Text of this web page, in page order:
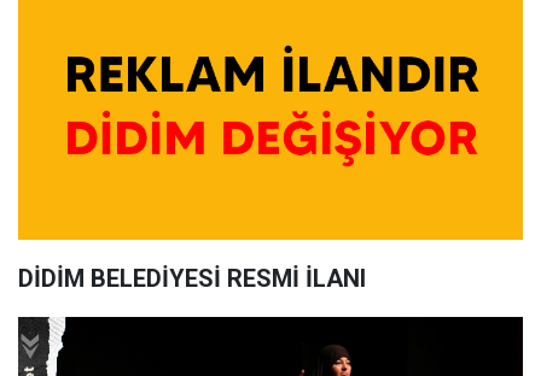
DİDİM BELEDİYESİ RESMİ İLANI